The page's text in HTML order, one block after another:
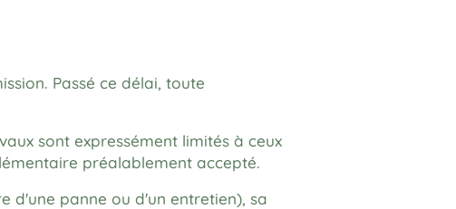
Passé ce délai, toute
sont expressément limités à ceux
préalablement accepté.
d'une panne ou d'un entretien), sa